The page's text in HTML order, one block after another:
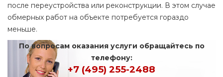
после переустройства или реконструкции. В этом случае
обмерных работ на объекте потребуется гораздо
меньше.
По вопросам оказания услуги обращайтесь по
телефону:
+7 (495) 255-2488